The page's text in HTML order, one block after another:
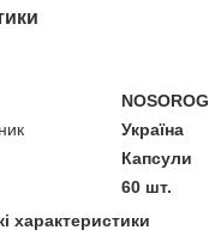
NOSOROG
Україна
Капсули
60 шт.
характеристики